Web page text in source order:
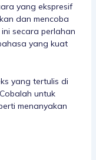
yang ekspresif
dan mencoba
secara perlahan
yang kuat
yang tertulis di
untuk
menanyakan